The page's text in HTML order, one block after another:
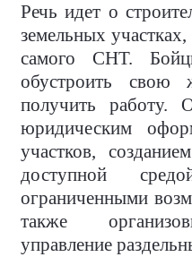
Речь идет о
земельных
самого СНТ.
обустроить
получить работу.
юридическим
участков,
доступной
ограниченными
также
управление